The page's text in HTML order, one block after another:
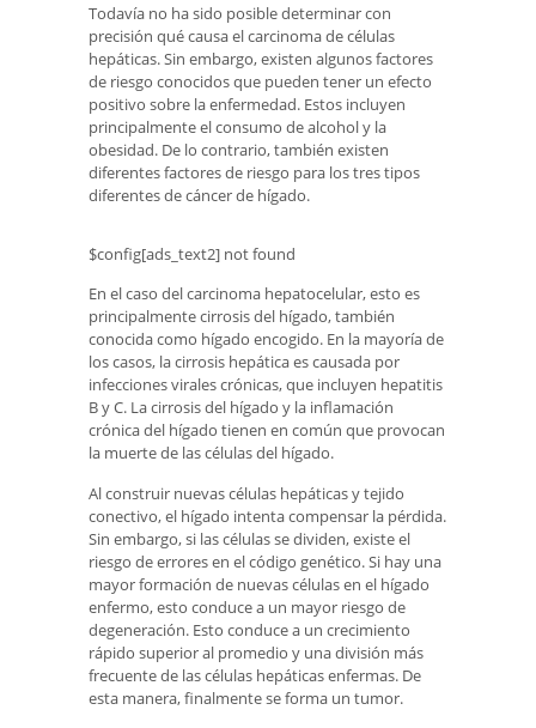
Todavía no ha sido posible determinar con
precisión qué causa el carcinoma de células
hepáticas. Sin embargo, existen algunos factores
de riesgo conocidos que pueden tener un efecto
positivo sobre la enfermedad. Estos incluyen
principalmente el consumo de alcohol y la
obesidad. De lo contrario, también existen
diferentes factores de riesgo para los tres tipos
diferentes de cáncer de hígado.
$config[ads_text2] not found
En el caso del carcinoma hepatocelular, esto es
principalmente cirrosis del hígado, también
conocida como hígado encogido. En la mayoría de
los casos, la cirrosis hepática es causada por
infecciones virales crónicas, que incluyen hepatitis
B y C. La cirrosis del hígado y la inflamación
crónica del hígado tienen en común que provocan
la muerte de las células del hígado.
Al construir nuevas células hepáticas y tejido
conectivo, el hígado intenta compensar la pérdida.
Sin embargo, si las células se dividen, existe el
riesgo de errores en el código genético. Si hay una
mayor formación de nuevas células en el hígado
enfermo, esto conduce a un mayor riesgo de
degeneración. Esto conduce a un crecimiento
rápido superior al promedio y una división más
frecuente de las células hepáticas enfermas. De
esta manera, finalmente se forma un tumor.